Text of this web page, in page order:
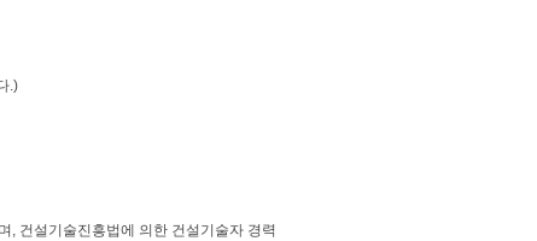
.)
, 건설기술진흥법에 의한 건설기술자 경력